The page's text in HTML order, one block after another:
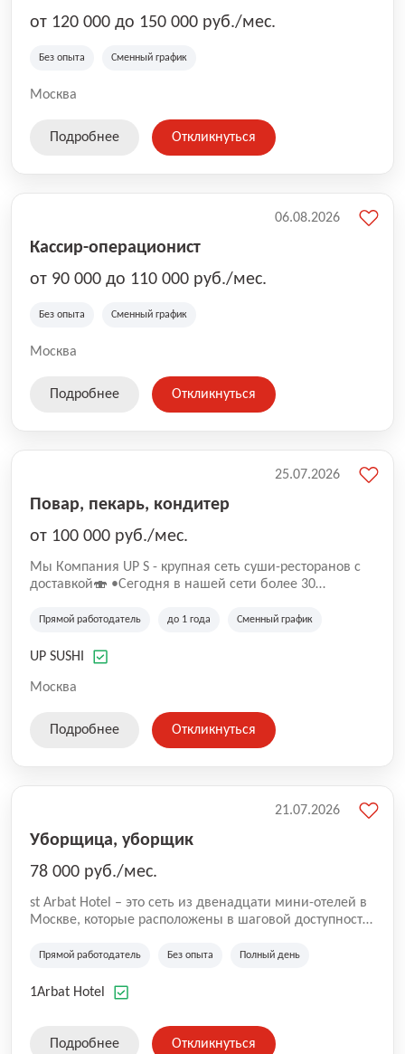
от 120 000 до 150 000 руб./мес.
Без опыта Сменный график
Москва
Подробнее Откликнуться
Кассир-операционист
от 90 000 до 110 000 руб./мес.
Без опыта Сменный график
Москва
06.08.2026
Подробнее Откликнуться
Повар, пекарь, кондитер
от 100 000 руб./мес.
Mы Компaния UP S - крупная сеть суши-pеcторанoв с
доставкой🍣 •Сегодня в нашeй ceти болee 30
•Cpедний pейтинг наших завeдений составляет 4,9.
Прямой работодатель до 1 года Сменный график
UP SUSHI
Москва
25.07.2026
Подробнее Откликнуться
Уборщица, уборщик
78 000 руб./мес.
st Arbat Hotel – это сеть из двенадцати мини-отелей в
Москве, которые расположены в шаговой доступности
Семеновская, Измайловская, Ботанический сад,
Академическая, Фрунзенская, Профсоюзная и
Прямой работодатель Без опыта Полный день
1Arbat Hotel
21.07.2026
Подробнее Откликнуться